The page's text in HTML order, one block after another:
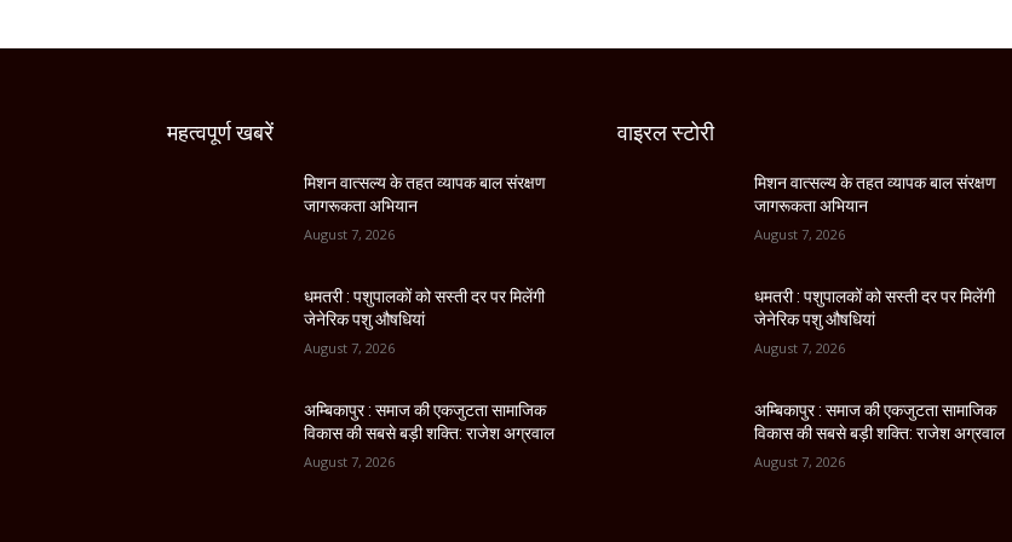
महत्वपूर्ण खबरें
मिशन वात्सल्य के तहत व्यापक बाल संरक्षण
जागरूकता अभियान
August 7, 2026
धमतरी : पशुपालकों को सस्ती दर पर मिलेंगी
जेनेरिक पशु औषधियां
August 7, 2026
अम्बिकापुर : समाज की एकजुटता सामाजिक
विकास की सबसे बड़ी शक्ति: राजेश अग्रवाल
August 7, 2026
वाइरल स्टोरी
मिशन वात्सल्य के तहत व्यापक बाल संरक्षण
जागरूकता अभियान
August 7, 2026
धमतरी : पशुपालकों को सस्ती दर पर मिलेंगी
जेनेरिक पशु औषधियां
August 7, 2026
अम्बिकापुर : समाज की एकजुटता सामाजिक
विकास की सबसे बड़ी शक्ति: राजेश अग्रवाल
August 7, 2026